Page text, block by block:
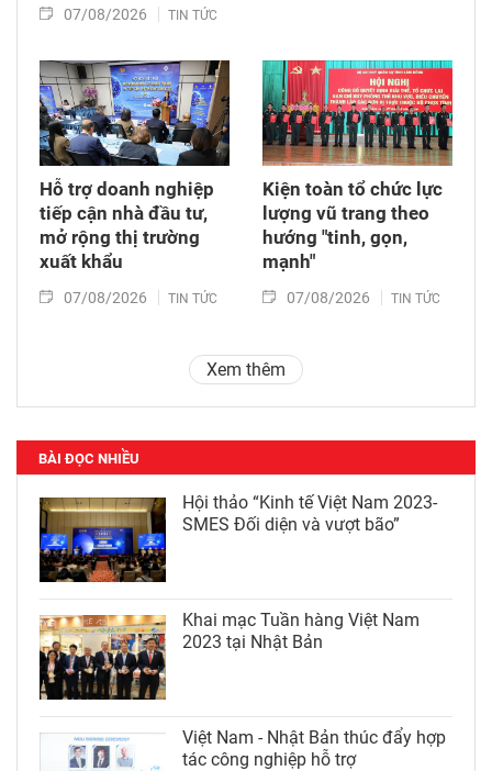
07/08/2026 TIN TỨC
Hỗ trợ doanh nghiệp
tiếp cận nhà đầu tư,
mở rộng thị trường
xuất khẩu
07/08/2026 TIN TỨC
Kiện toàn tổ chức lực
lượng vũ trang theo
hướng "tinh, gọn,
mạnh"
07/08/2026 TIN TỨC
Xem thêm
BÀI ĐỌC NHIỀU
Hội thảo “Kinh tế Việt Nam 2023-
SMES Đối diện và vượt bão”
Khai mạc Tuần hàng Việt Nam
2023 tại Nhật Bản
Việt Nam - Nhật Bản thúc đẩy hợp
tác công nghiệp hỗ trợ